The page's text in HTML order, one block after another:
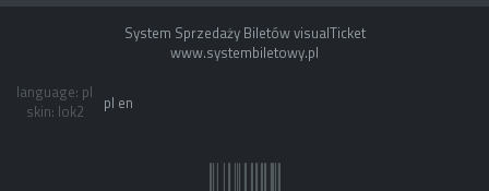
System Sprzedaży Biletów visualTicket
www.systembiletowy.pl
language: pl
skin: lok2
pl en